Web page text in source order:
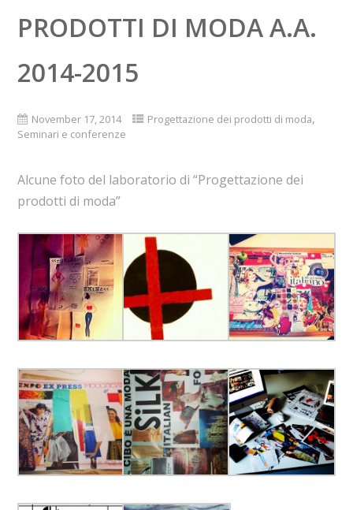
PRODOTTI DI MODA A.A.
2014-2015
November 17, 2014 Progettazione dei prodotti di moda,
Seminari e conferenze
Alcune foto del laboratorio di “Progettazione dei
prodotti di moda”